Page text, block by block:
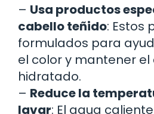
– Usa productos
cabello teñido: Estos
formulados para
el color y mantener
hidratado.
– Reduce la
lavar: El agua